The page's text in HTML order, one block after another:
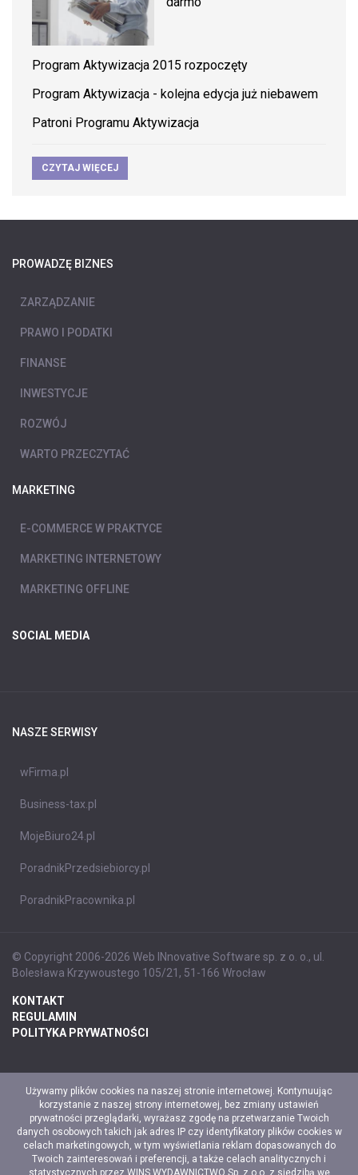
Program Aktywizacja 2015 rozpoczęty
Program Aktywizacja - kolejna edycja już niebawem
Patroni Programu Aktywizacja
CZYTAJ WIĘCEJ
PROWADZĘ BIZNES
ZARZĄDZANIE
PRAWO I PODATKI
FINANSE
INWESTYCJE
ROZWÓJ
WARTO PRZECZYTAĆ
MARKETING
E-COMMERCE W PRAKTYCE
MARKETING INTERNETOWY
MARKETING OFFLINE
SOCIAL MEDIA
NASZE SERWISY
wFirma.pl
Business-tax.pl
MojeBiuro24.pl
PoradnikPrzedsiebiorcy.pl
PoradnikPracownika.pl
© Copyright 2006-2026 Web INnovative Software sp. z o. o., ul.
Bolesława Krzywoustego 105/21, 51-166 Wrocław
KONTAKT
REGULAMIN
POLITYKA PRYWATNOŚCI
Używamy plików cookies na naszej stronie internetowej. Kontynuując
korzystanie z naszej strony internetowej, bez zmiany ustawień
prywatności przeglądarki, wyrażasz zgodę na przetwarzanie Twoich
danych osobowych takich jak adres IP czy identyfikatory plików cookies w
celach marketingowych, w tym wyświetlania reklam dopasowanych do
Twoich zainteresowań i preferencji, a także celach analitycznych i
statystycznych przez WINS WYDAWNICTWO Sp. z o.o. z siedzibą we